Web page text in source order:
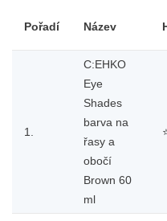
Pořadí Název
1.
C:EHKO
Eye
Shades
barva na
řasy a
obočí
Brown 60
ml